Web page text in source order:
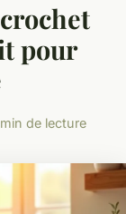
pour
de lecture